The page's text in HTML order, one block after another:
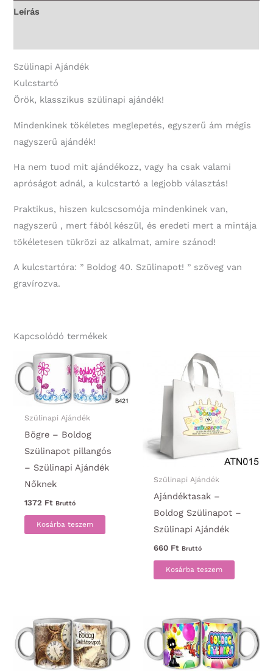
Szülinapi
Leírás
Szülinapi Ajándék
Kulcstartó
Örök, klasszikus szülinapi ajándék!
Mindenkinek tökéletes meglepetés, egyszerű ám mégis
nagyszerű ajándék!
Ha nem tuod mit ajándékozz, vagy ha csak valami
apróságot adnál, a kulcstartó a legjobb választás!
Praktikus, hiszen kulcscsomója mindenkinek van,
nagyszerű , mert fából készül, és eredeti mert a mintája
tökéletesen tükrözi az alkalmat, amire szánod!
A kulcstartóra: ” Boldog 40. Szülinapot! ” szöveg van
gravírozva.
Kapcsolódó termékek
Szülinapi Ajándék
Bögre – Boldog
Szülinapot pillangós
– Szülinapi Ajándék
Nőknek
1372 Ft Bruttó
Kosárba teszem
Szülinapi Ajándék
Ajándéktasak –
Boldog Szülinapot –
Szülinapi Ajándék
660 Ft Bruttó
Kosárba teszem